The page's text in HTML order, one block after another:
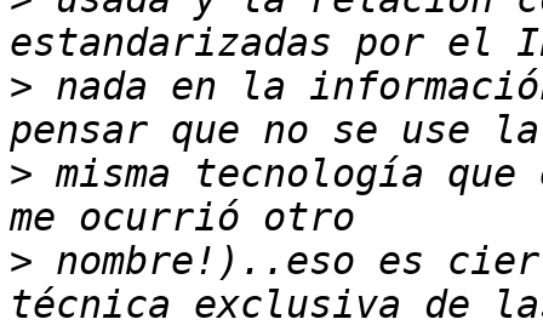
> nada en la
> misma tecnología
> nombre!)..eso es